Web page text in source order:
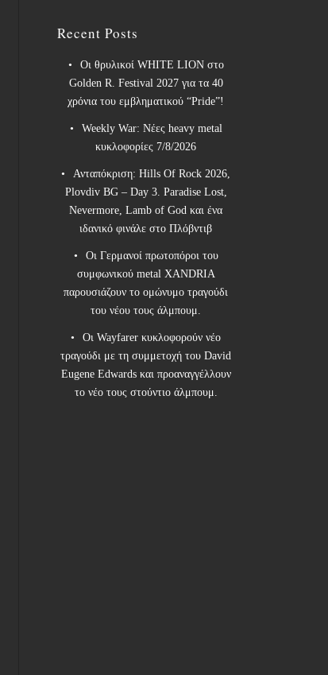
Recent Posts
Οι θρυλικοί WHITE LION στο
Golden R. Festival 2027 για τα 40
χρόνια του εμβληματικού “Pride”!
Weekly War: Νέες heavy metal
κυκλοφορίες 7/8/2026
Ανταπόκριση: Hills Of Rock 2026,
Plovdiv BG – Day 3. Paradise Lost,
Nevermore, Lamb of God και ένα
ιδανικό φινάλε στο Πλόβντιβ
Οι Γερμανοί πρωτοπόροι του
συμφωνικού metal XANDRIA
παρουσιάζουν το ομώνυμο τραγούδι
του νέου τους άλμπουμ.
Οι Wayfarer κυκλοφορούν νέο
τραγούδι με τη συμμετοχή του David
Eugene Edwards και προαναγγέλλουν
το νέο τους στούντιο άλμπουμ.